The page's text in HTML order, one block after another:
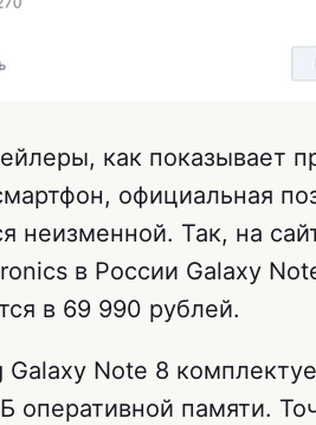
как показывает
официальная
неизменной. Так, на
в России Galaxy
в 69 990 рублей.
Note 8
оперативной памяти.